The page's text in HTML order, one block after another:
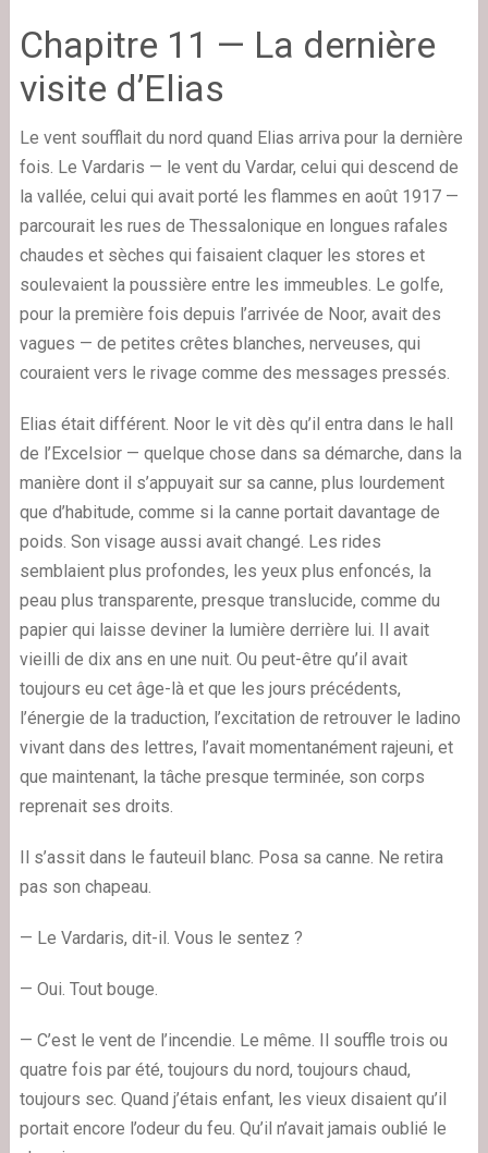
Chapitre 11 — La dernière
visite d’Elias
Le vent soufflait du nord quand Elias arriva pour la dernière
fois. Le Vardaris — le vent du Vardar, celui qui descend de
la vallée, celui qui avait porté les flammes en août 1917 —
parcourait les rues de Thessalonique en longues rafales
chaudes et sèches qui faisaient claquer les stores et
soulevaient la poussière entre les immeubles. Le golfe,
pour la première fois depuis l’arrivée de Noor, avait des
vagues — de petites crêtes blanches, nerveuses, qui
couraient vers le rivage comme des messages pressés.
Elias était différent. Noor le vit dès qu’il entra dans le hall
de l’Excelsior — quelque chose dans sa démarche, dans la
manière dont il s’appuyait sur sa canne, plus lourdement
que d’habitude, comme si la canne portait davantage de
poids. Son visage aussi avait changé. Les rides
semblaient plus profondes, les yeux plus enfoncés, la
peau plus transparente, presque translucide, comme du
papier qui laisse deviner la lumière derrière lui. Il avait
vieilli de dix ans en une nuit. Ou peut-être qu’il avait
toujours eu cet âge-là et que les jours précédents,
l’énergie de la traduction, l’excitation de retrouver le ladino
vivant dans des lettres, l’avait momentanément rajeuni, et
que maintenant, la tâche presque terminée, son corps
reprenait ses droits.
Il s’assit dans le fauteuil blanc. Posa sa canne. Ne retira
pas son chapeau.
— Le Vardaris, dit-il. Vous le sentez ?
— Oui. Tout bouge.
— C’est le vent de l’incendie. Le même. Il souffle trois ou
quatre fois par été, toujours du nord, toujours chaud,
toujours sec. Quand j’étais enfant, les vieux disaient qu’il
portait encore l’odeur du feu. Qu’il n’avait jamais oublié le